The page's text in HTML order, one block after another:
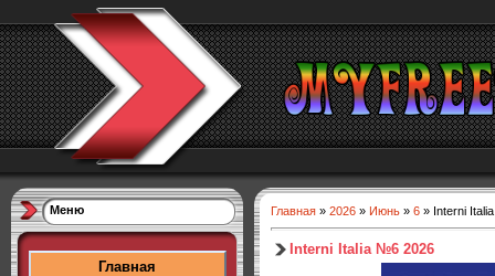
Меню
Главная
Главная » 2026 » Июнь » 6 » Interni
Interni Italia №6 2026